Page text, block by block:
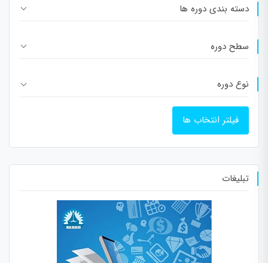
دسته بندی دوره ها
سطح دوره
نوع دوره
فیلتر انتخاب ها
تبلیغات